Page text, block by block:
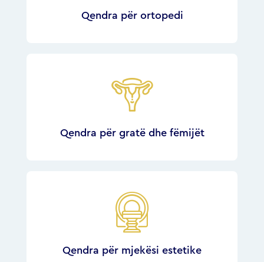
Qendra për ortopedi
Qendra për gratë dhe fëmijët
Qendra për mjekësi estetike